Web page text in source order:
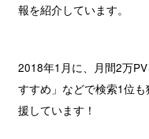
報を紹介しています。
2018年1月に、月間2万
すすめ」などで検索1位
援しています！